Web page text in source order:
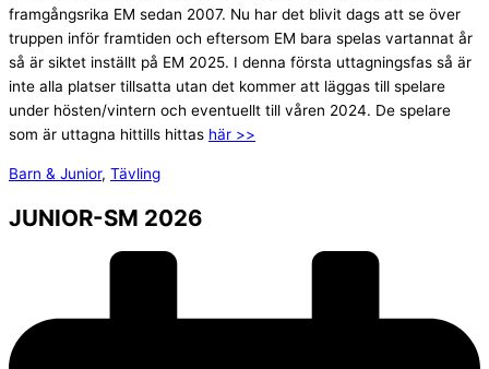
framgångsrika EM sedan 2007. Nu har det blivit dags att se över
truppen inför framtiden och eftersom EM bara spelas vartannat år
så är siktet inställt på EM 2025. I denna första uttagningsfas så är
inte alla platser tillsatta utan det kommer att läggas till spelare
under hösten/vintern och eventuellt till våren 2024. De spelare
som är uttagna hittills hittas här >>
Barn & Junior, Tävling
JUNIOR-SM 2026